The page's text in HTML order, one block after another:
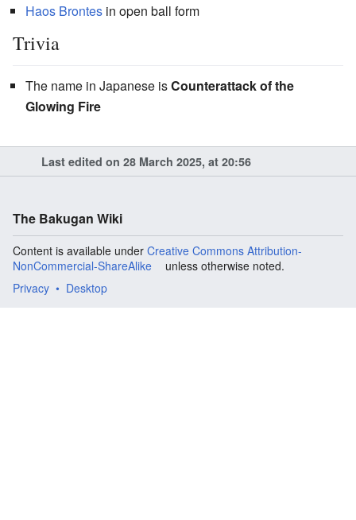
Haos Brontes in open ball form
Trivia
The name in Japanese isCounterattack of the
Glowing Fire
Last edited on 28 March 2025, at 20:56
The Bakugan Wiki
Content is available under Creative Commons Attribution-
NonCommercial-ShareAlike
unless otherwise noted.
Privacy
Desktop